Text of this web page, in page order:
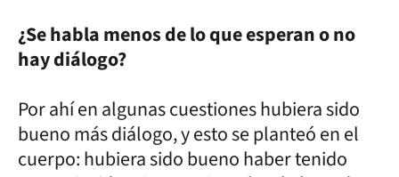
¿Se habla menos de lo que esperan o no
hay diálogo?
Por ahí en algunas cuestiones hubiera sido
bueno más diálogo, y esto se planteó en el
cuerpo: hubiera sido bueno haber tenido